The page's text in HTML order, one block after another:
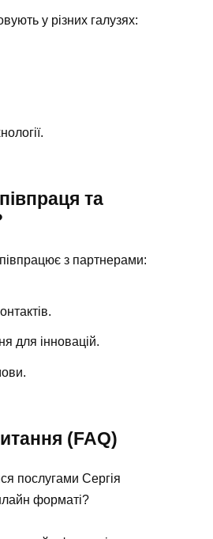
у різних галузях:
та
з партнерами:
для інновацій.
(FAQ)
послугами Сергія
форматі?